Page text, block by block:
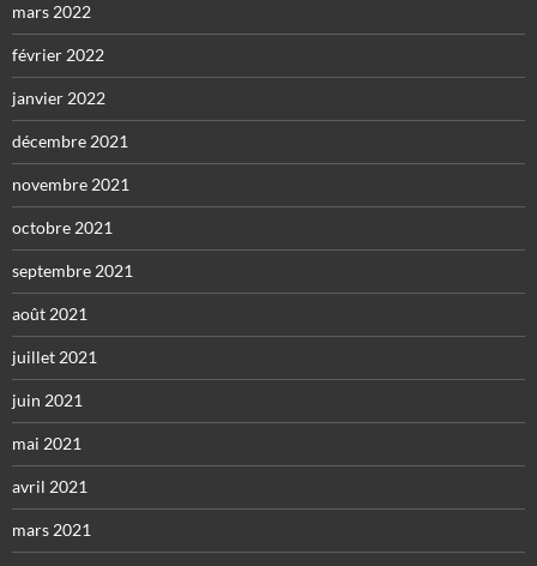
mars 2022
février 2022
janvier 2022
décembre 2021
novembre 2021
octobre 2021
septembre 2021
août 2021
juillet 2021
juin 2021
mai 2021
avril 2021
mars 2021